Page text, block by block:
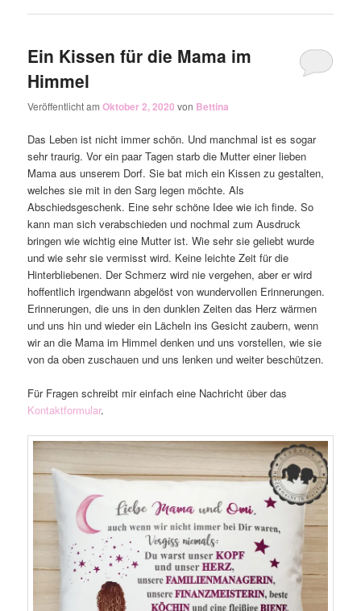
Ein Kissen für die Mama im
Himmel
Veröffentlicht amOktober 2, 2020 von Bettina
Das Leben ist nicht immer schön. Und manchmal ist es sogar
sehr traurig. Vor ein paar Tagen starb die Mutter einer lieben
Mama aus unserem Dorf. Sie bat mich ein Kissen zu gestalten,
welches sie mit in den Sarg legen möchte. Als
Abschiedsgeschenk. Eine sehr schöne Idee wie ich finde. So
kann man sich verabschieden und nochmal zum Ausdruck
bringen wie wichtig eine Mutter ist. Wie sehr sie geliebt wurde
und wie sehr sie vermisst wird. Keine leichte Zeit für die
Hinterbliebenen. Der Schmerz wird nie vergehen, aber er wird
hoffentlich irgendwann abgelöst von wundervollen Erinnerungen.
Erinnerungen, die uns in den dunklen Zeiten das Herz wärmen
und uns hin und wieder ein Lächeln ins Gesicht zaubern, wenn
wir an die Mama im Himmel denken und uns vorstellen, wie sie
von da oben zuschauen und uns lenken und weiter beschützen.
Für Fragen schreibt mir einfach eine Nachricht über das
Kontaktformular.